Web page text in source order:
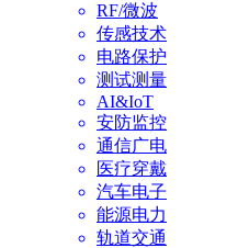
RF/微波
传感技术
电路保护
测试测量
AI&IoT
安防监控
通信广电
医疗穿戴
汽车电子
能源电力
轨道交通